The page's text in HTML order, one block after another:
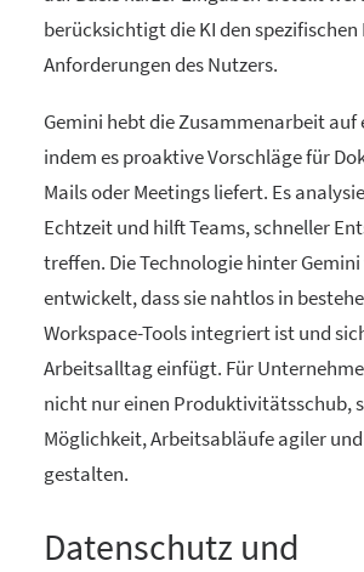
berücksichtigt die KI den
Anforderungen des Nutzers.
Gemini hebt die Zusammenarbeit auf
indem es proaktive Vorschläge für
Mails oder Meetings liefert. Es
Echtzeit und hilft Teams, schneller
treffen. Die Technologie hinter
entwickelt, dass sie nahtlos in
Workspace-Tools integriert ist und
Arbeitsalltag einfügt. Für
nicht nur einen Produktivitätsschub,
Möglichkeit, Arbeitsabläufe agiler
gestalten.
Datenschutz und